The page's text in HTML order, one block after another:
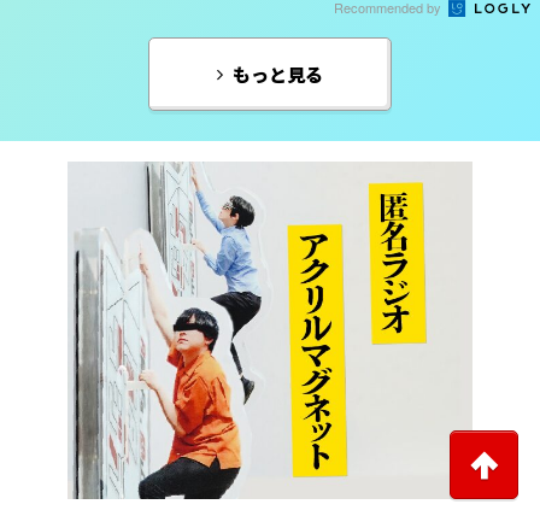
Recommended by
もっと見る